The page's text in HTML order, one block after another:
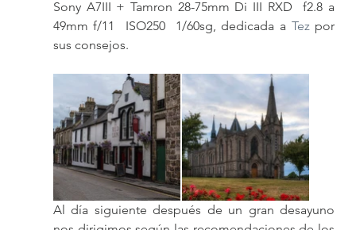
Sony A7III + Tamron 28-75mm Di III RXD  f2.8 a
49mm f/11  ISO250  1/60sg, dedicada a Tez por
sus consejos.
Al día siguiente después de un gran desayuno